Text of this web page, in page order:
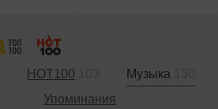
HOT100 Музыка
Упоминания